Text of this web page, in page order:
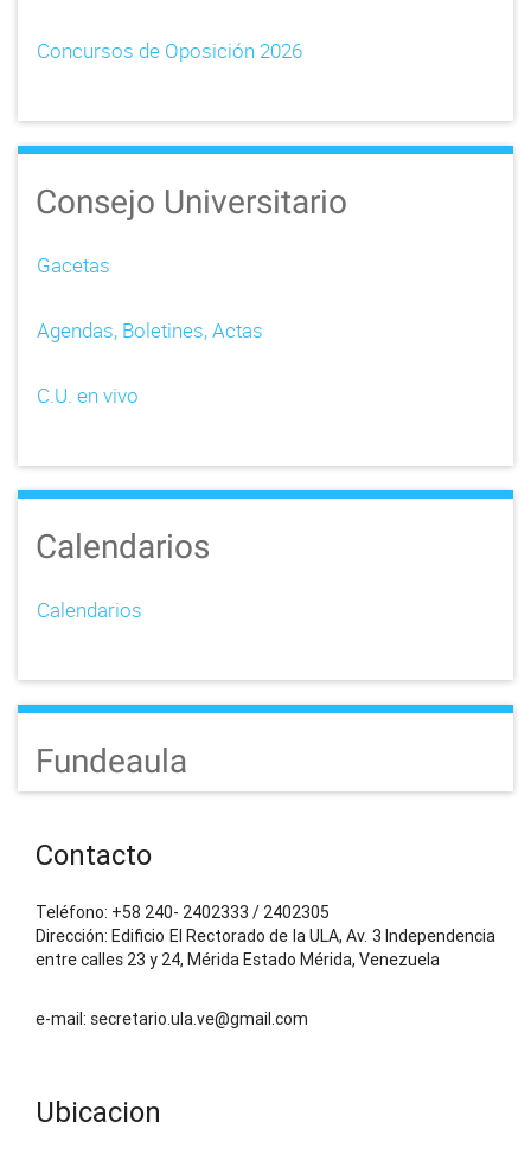
Concursos de Oposición 2026
Consejo Universitario
Gacetas
Agendas, Boletines, Actas
C.U. en vivo
Calendarios
Calendarios
Fundeaula
Contacto
Teléfono: +58 240- 2402333 / 2402305
Dirección: Edificio El Rectorado de la ULA, Av. 3 Independencia
entre calles 23 y 24, Mérida Estado Mérida, Venezuela
e-mail: secretario.ula.ve@gmail.com
Ubicacion